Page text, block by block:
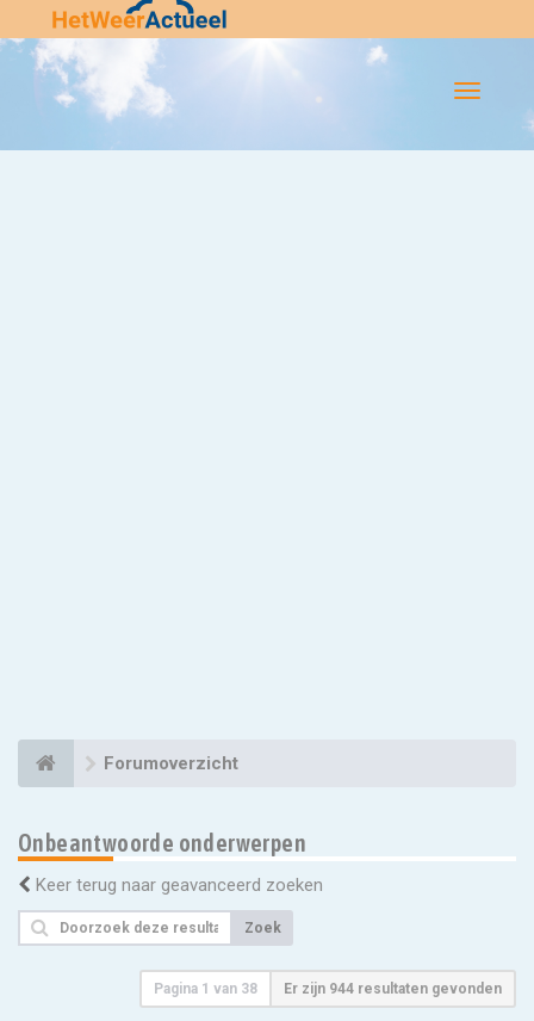
Flip-
Forumoverzicht
Onbeantwoorde onderwerpen
Keer terug naar geavanceerd zoeken
Zoek
Pagina 1 van 38 Er zijn 944 resultaten gevonden